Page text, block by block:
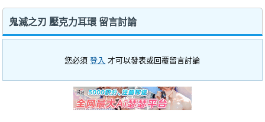
鬼滅之刃 壓克力耳環 留言討論
您必須登入 才可以發表或回覆留言討論